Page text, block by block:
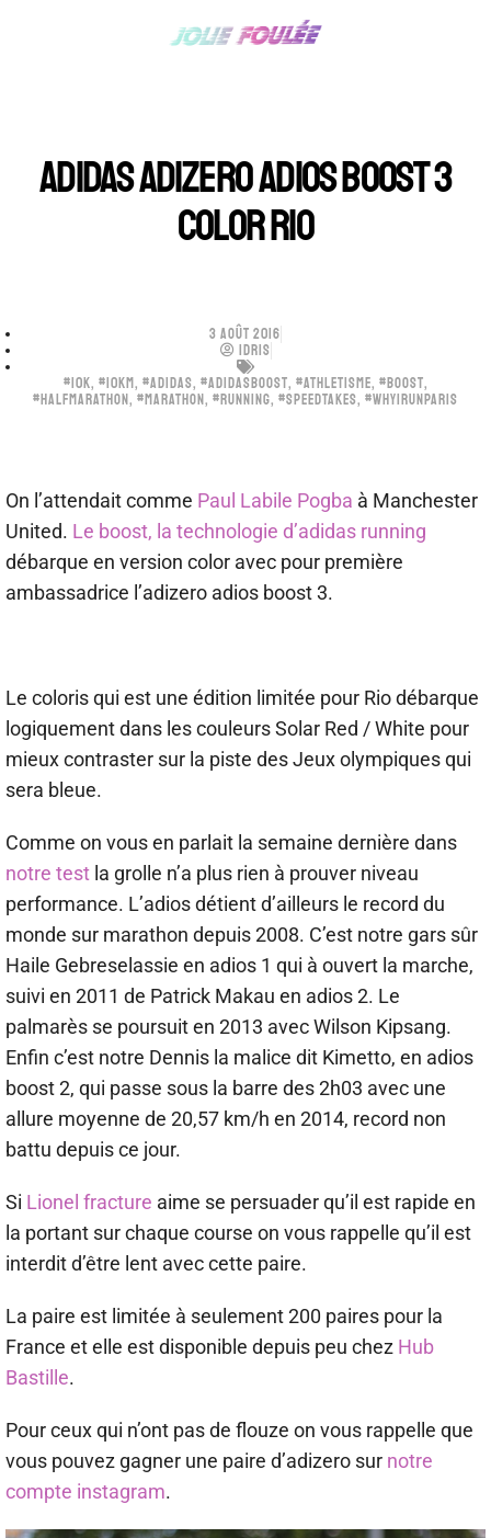
ADIDAS ADIZERO ADIOS BOOST 3
COLOR RIO
3 AOÛT 2016
IDRIS
#10K, #10KM, #ADIDAS, #ADIDASBOOST, #ATHLETISME, #BOOST,
#HALFMARATHON, #MARATHON, #RUNNING, #SPEEDTAKES, #WHYIRUNPARIS
On l’attendait comme Paul Labile Pogba à Manchester
United. Le boost, la technologie d’adidas running
débarque en version color avec pour première
ambassadrice l’adizero adios boost 3.
Le coloris qui est une édition limitée pour Rio débarque
logiquement dans les couleurs Solar Red / White pour
mieux contraster sur la piste des Jeux olympiques qui
sera bleue.
Comme on vous en parlait la semaine dernière dans
notre test la grolle n’a plus rien à prouver niveau
performance. L’adios détient d’ailleurs le record du
monde sur marathon depuis 2008. C’est notre gars sûr
Haile Gebreselassie en adios 1 qui à ouvert la marche,
suivi en 2011 de Patrick Makau en adios 2. Le
palmarès se poursuit en 2013 avec Wilson Kipsang.
Enfin c’est notre Dennis la malice dit Kimetto, en adios
boost 2, qui passe sous la barre des 2h03 avec une
allure moyenne de 20,57 km/h en 2014, record non
battu depuis ce jour.
Si Lionel fracture aime se persuader qu’il est rapide en
la portant sur chaque course on vous rappelle qu’il est
interdit d’être lent avec cette paire.
La paire est limitée à seulement 200 paires pour la
France et elle est disponible depuis peu chez Hub
Bastille.
Pour ceux qui n’ont pas de flouze on vous rappelle que
vous pouvez gagner une paire d’adizero sur notre
compte instagram.